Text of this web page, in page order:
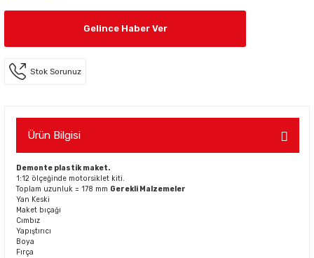
Gelince Haber Ver
Stok Sorunuz
Ürün Bilgisi
Demonte plastik maket.
1:12 ölçeğinde motorsiklet kiti.
Toplam uzunluk = 178 mm Gerekli Malzemeler
Yan Keski
Maket bıçağı
Cımbız
Yapıştırıcı
Boya
Fırça